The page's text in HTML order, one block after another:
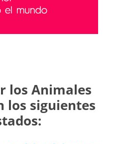
los Animales
los siguientes